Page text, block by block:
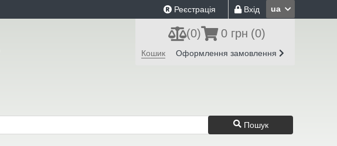
ua
Вхід
Реєстрація
(0) 0 грн (0)
Кошик Оформлення замовлення
Пошук